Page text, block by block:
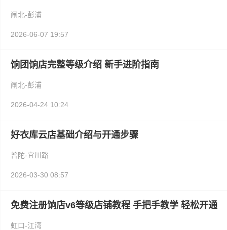
闸北-彭浦
2026-06-07 19:57
饷团饷店完整等级介绍 新手进阶指南
闸北-彭浦
2026-04-24 10:24
好衣库云店基础介绍与开通步骤
普陀-宜川路
2026-03-30 08:57
免费注册饷店v6等级店铺教程 手把手教学 轻松开通
虹口-江湾